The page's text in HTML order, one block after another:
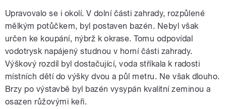
Upravovalo se i okolí. V dolní části zahrady, rozpůlené
mělkým potůčkem, byl postaven bazén. Nebyl však
určen ke koupání, nýbrž k okrase. Tomu odpovídal
vodotrysk napájený studnou v horní části zahrady.
Výškový rozdíl byl dostačující, voda stříkala k radosti
místních dětí do výšky dvou a půl metru. Ne však dlouho.
Brzy po výstavbě byl bazén vysypán kvalitní zeminou a
osazen růžovými keři.